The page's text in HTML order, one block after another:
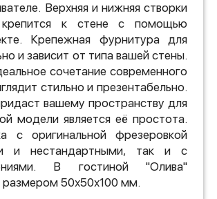
Верхняя и нижняя створки
к стене с помощью
Крепежная фурнитура для
и зависит от типа вашей стены.
сочетание современного
стильно и презентабельно.
вашему пространству для
модели является её простота.
с оригинальной фрезеровкой
и нестандартными, так и с
В гостиной "Олива"
размером 50х50х100 мм.